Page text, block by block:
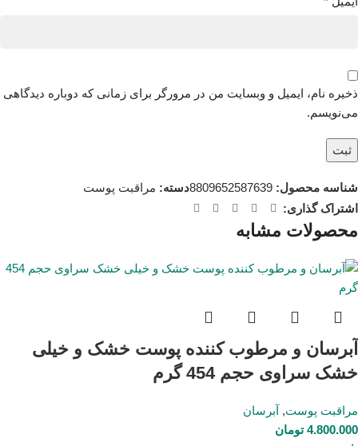
ذخیره نام، ایمیل و وبسایت من در مرورگر برای زمانی که دوباره دیدگاهی
می‌نویسم.
شناسه محصول: 8809652587639دسته: مراقبت پوست
اشتراک گذاری:
محصولات مشابه
آبرسان و مرطوب کننده پوست خشک و خیلی
خشک سراوی حجم 454 گرم
مراقبت پوست, آبرسان
4.800.000 تومان